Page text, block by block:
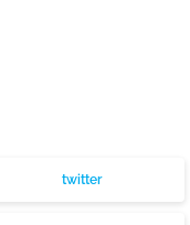
twitter